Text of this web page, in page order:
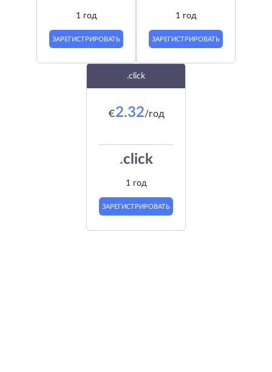
1 год
ЗАРЕГИСТРИРОВАТЬ
1 год
ЗАРЕГИСТРИРОВАТЬ
.click
€2.32/год
.click
1 год
ЗАРЕГИСТРИРОВАТЬ